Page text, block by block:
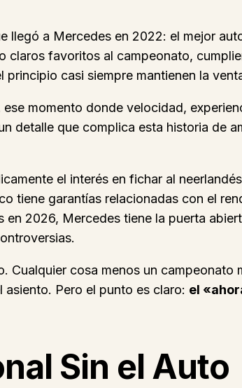
llegó a Mercedes en 2022: el mejor
favoritos al campeonato,
casi siempre mantienen la
momento donde velocidad,
detalle que complica esta historia de
el interés en fichar al
tiene garantías relacionadas con el
2026, Mercedes tiene la puerta
Cualquier cosa menos un campeonato
Pero el punto es claro: el
Sin el Auto